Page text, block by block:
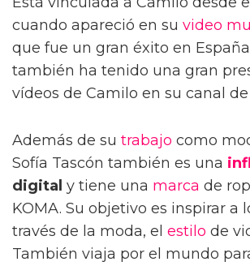
cuando apareció en su video
que fue un gran éxito en
también ha tenido una gran
vídeos de Camilo en su canal de
Además de su trabajo como
Sofía Tascón también es una
digital y tiene una marca de
KOMA. Su objetivo es inspirar a
través de la moda, el estilo de
También viaja por el mundo